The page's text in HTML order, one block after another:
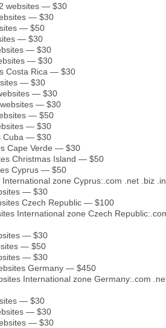
websites — $30
— $30
— $50
— $30
— $30
— $30
Costa Rica — $30
— $30
— $30
websites — $30
— $50
— $30
Cuba — $30
Cape Verde — $30
Christmas Island — $50
Cyprus — $50
International zone Cyprus:.com .net .biz
— $30
Czech Republic — $100
International zone Czech
— $30
— $50
— $30
Germany — $450
International zone Germany:.com
— $30
— $30
— $30